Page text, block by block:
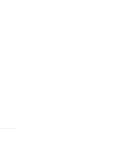
hiệu Thanh Hà số lượng